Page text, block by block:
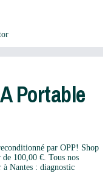
Portable
par OPP! Shop
100,00 €. Tous nos
à Nantes : diagnostic